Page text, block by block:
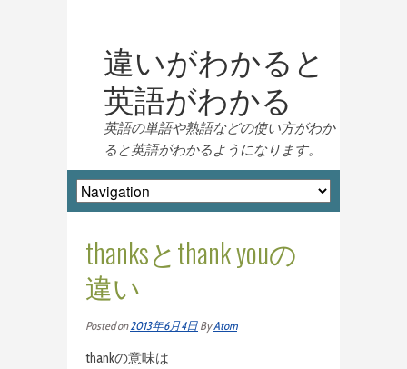
違いがわかると
英語がわかる
英語の単語や熟語などの使い方がわか
ると英語がわかるようになります。
thanksとthank youの
違い
Posted on2013年6月4日 ByAtom
thankの意味は